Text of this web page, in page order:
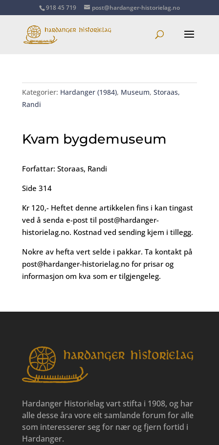
918 45 719 post@hardanger-historielag.no
Kategorier: Hardanger (1984), Museum, Storaas,
Randi
Kvam bygdemuseum
Forfattar: Storaas, Randi
Side 314
Kr 120,- Heftet denne artikkelen fins i kan tingast
ved å senda e-post til post@hardanger-
historielag.no. Kostnad ved sending kjem i tillegg.
Nokre av hefta vert selde i pakkar. Ta kontakt på
post@hardanger-historielag.nofor prisar og
informasjon om kva som er tilgjengeleg.
Hardanger Historielag vart stifta i 1908, og har
alle desse åra vore eit samlande forum for alle
som interesserer seg for nær og fjern fortid i
Hardanger.